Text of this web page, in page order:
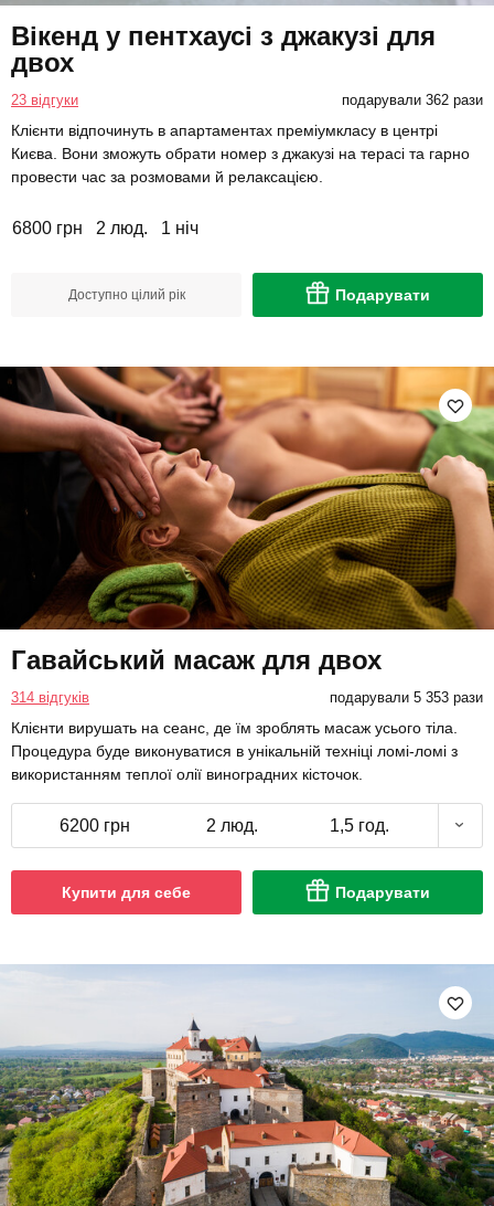
Вікенд у пентхаусі з джакузі для
двох
23 відгуки подарували 362 рази
Клієнти відпочинуть в апартаментах преміумкласу в центрі
Києва. Вони зможуть обрати номер з джакузі на терасі та гарно
провести час за розмовами й релаксацією.
6800 грн 2 люд. 1 ніч
Доступно цілий рік Подарувати
Гавайський масаж для двох
314 відгуків подарували 5 353 рази
Клієнти вирушать на сеанс, де їм зроблять масаж усього тіла.
Процедура буде виконуватися в унікальній техніці ломі-ломі з
використанням теплої олії виноградних кісточок.
6200 грн 2 люд. 1,5 год.
Купити для себе Подарувати